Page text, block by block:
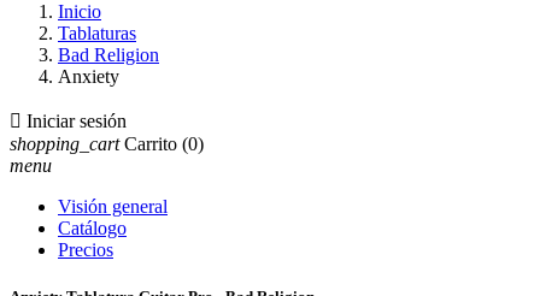
Inicio
Tablaturas
Bad Religion
Anxiety
 Iniciar sesión
shopping_cart Carrito (0)
menu
Visión general
Catálogo
Precios